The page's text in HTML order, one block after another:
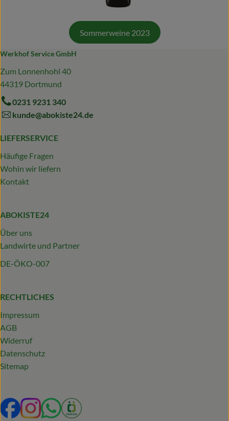
Sommerweine 2023
Werkhof Service GmbH
Zum Lonnenhohl 40
44319 Dortmund
0231 9231 340
kunde@abokiste24.de
LIEFERSERVICE
Häufige Fragen
Wohin wir liefern
Kontakt
ABOKISTE24
Über uns
Landwirte und Partner
DE-ÖKO-007
RECHTLICHES
Impressum
AGB
Widerruf
Datenschutz
Sitemap
Externer Link zu https://www.facebook.com/
Externer Link zu https://www.instagram.com/
Externer Link zu https://wa.me/492319231340
Externer Link zu https://